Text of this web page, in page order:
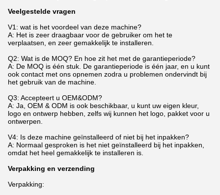
Veelgestelde vragen
V1: wat is het voordeel van deze machine?
A: Het is zeer draagbaar voor de gebruiker om het te
verplaatsen, en zeer gemakkelijk te installeren.
Q2: Wat is de MOQ? En hoe zit het met de garantieperiode?
A: De MOQ is één stuk. De garantieperiode is één jaar, en u kunt
ook contact met ons opnemen zodra u problemen ondervindt bij
het gebruik van de machine.
Q3: Accepteert u OEM&ODM?
A: Ja, OEM & ODM is ook beschikbaar, u kunt uw eigen kleur,
logo en ontwerp hebben, zelfs wij kunnen het logo, pakket voor u
ontwerpen.
V4: Is deze machine geïnstalleerd of niet bij het inpakken?
A: Normaal gesproken is het niet geïnstalleerd bij het inpakken,
omdat het heel gemakkelijk te installeren is.
Verpakking en verzending
Verpakking: